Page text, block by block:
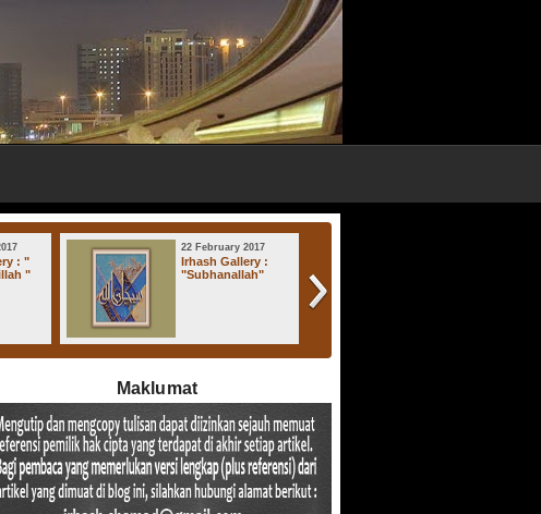
: "
"
22 February 2017
Irhash Gallery :
"Subhanallah"
Maklumat